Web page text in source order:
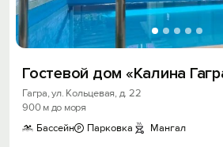
Гостевой дом «Калина
Гагра, ул. Кольцевая, д. 22
900 м до моря
Бассейн
Парковка Мангал